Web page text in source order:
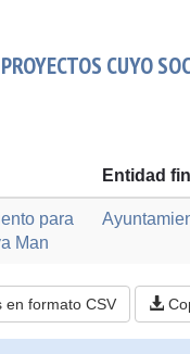
PROYECTOS CUYO
Entidad
para
Man
formato CSV